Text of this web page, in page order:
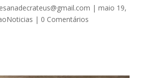
| maio 19,
| 0 Comentários